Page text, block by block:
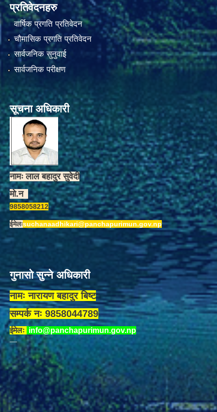
प्रतिवेदनहरु
वार्षिक प्रगति प्रतिवेदन
चौमासिक प्रगति प्रतिवेदन
सार्वजनिक सुनुवाई
सार्वजनिक परीक्षण
सूचना अधिकारी
नामः लाल बहादुर सुवेदी
मो.न
9858058212
ईमेलःsuchanaadhikari@panchapurimun.gov.np
गुनासो सुन्ने अधिकारी
नामः नारायण बहादुर बिष्ट
सम्पर्क नः 9858044789
ईमेलः info@panchapurimun.gov.np